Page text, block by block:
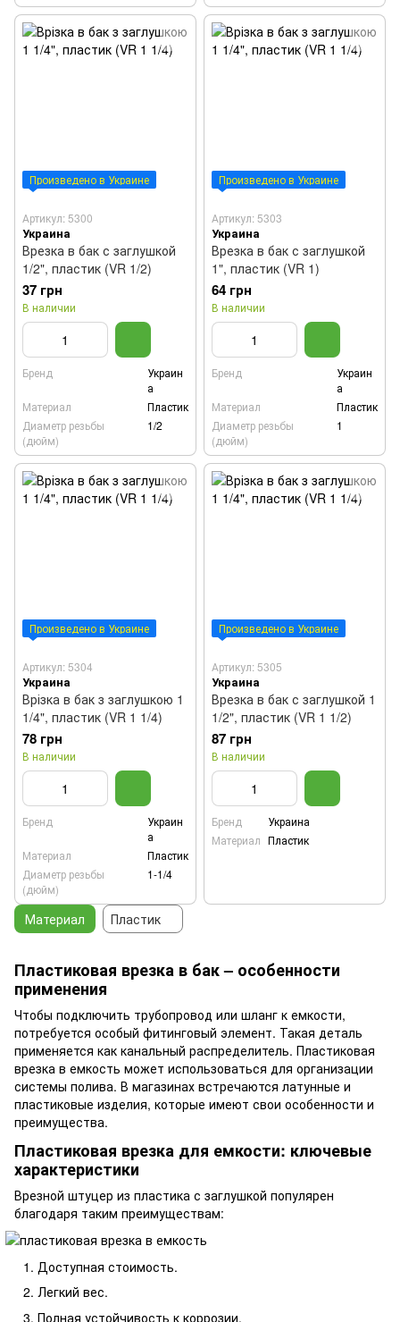
Произведено в Украине
Артикул: 5300
Украина
Врезка в бак с заглушкой
1/2", пластик (VR 1/2)
37 грн
В наличии
Бренд
Украин
а
Материал
Пластик
Диаметр резьбы
(дюйм)
1/2
Произведено в Украине
Артикул: 5303
Украина
Врезка в бак с заглушкой
1", пластик (VR 1)
64 грн
В наличии
Бренд
Украин
а
Материал
Пластик
Диаметр резьбы
(дюйм)
1
Произведено в Украине
Артикул: 5304
Украина
Врізка в бак з заглушкою 1
1/4", пластик (VR 1 1/4)
78 грн
В наличии
Бренд
Украин
а
Материал
Пластик
Диаметр резьбы
(дюйм)
1-1/4
Произведено в Украине
Артикул: 5305
Украина
Врезка в бак с заглушкой 1
1/2", пластик (VR 1 1/2)
87 грн
В наличии
Бренд
Украина
Материал Пластик
Пластиковая врезка в бак – особенности
применения
Чтобы подключить трубопровод или шланг к емкости,
потребуется особый фитинговый элемент. Такая деталь
применяется как канальный распределитель. Пластиковая
врезка в емкость может использоваться для организации
системы полива. В магазинах встречаются латунные и
пластиковые изделия, которые имеют свои особенности и
преимущества.
Пластиковая врезка для емкости: ключевые
характеристики
Врезной штуцер из пластика с заглушкой популярен
благодаря таким преимуществам:
Доступная стоимость.
Легкий вес.
Полная устойчивость к коррозии.
Материал Пластик